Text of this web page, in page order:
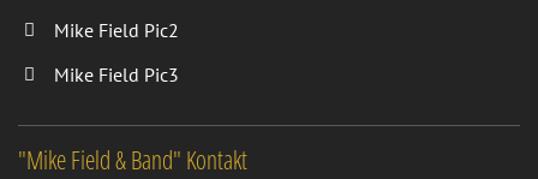
Mike Field Pic2
Mike Field Pic3
"Mike Field & Band" Kontakt